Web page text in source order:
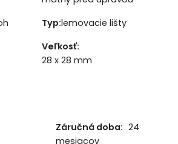
Typ:lemovacie lišty
Veľkosť:
28 x 28 mm
Záručná doba: 24
mesiacov